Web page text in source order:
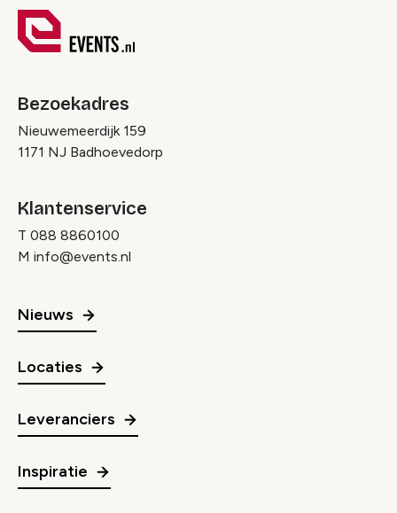
Bezoekadres
Nieuwemeerdijk 159
1171 NJ Badhoevedorp
Klantenservice
T 088 8860100
M info@events.nl
Nieuws
Locaties
Leveranciers
Inspiratie